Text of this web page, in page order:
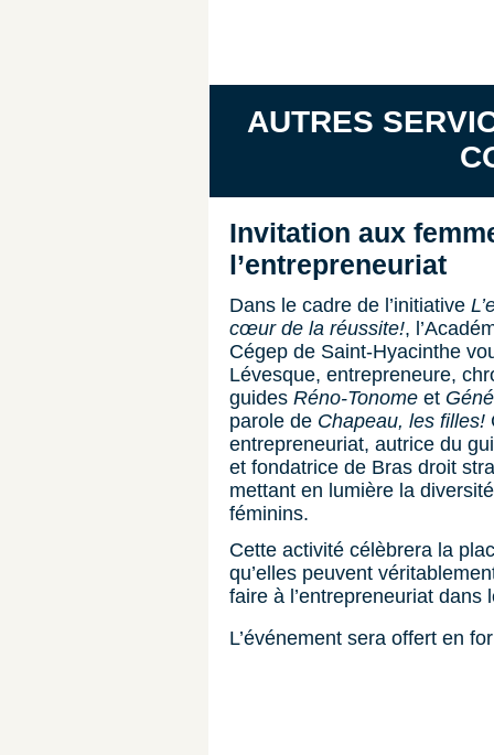
AUTRES
Invitation aux
l’entrepreneuriat
Dans le cadre de l’initiative
cœur de la réussite!,
Cégep de Saint-Hyacinthe
Lévesque, entrepreneure,
guides Réno-Tonome et
parole de Chapeau, les filles!
entrepreneuriat, autrice du
et fondatrice de Bras droit
mettant en lumière la
féminins.
Cette activité célèbrera la
qu’elles peuvent
faire à l’entrepreneuriat
L’événement sera offert en